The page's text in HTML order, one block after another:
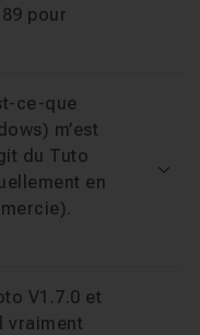
pour
ce-que
m’est
du Tuto
en
V1.7.0 et
vraiment